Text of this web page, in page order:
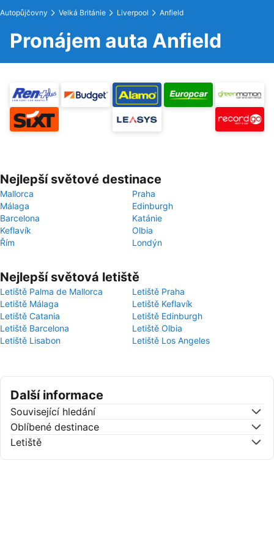
Autopůjčovny Velká Británie Liverpool Anfield
Pronájem auta Anfield
Nejlepší světové destinace
Mallorca
Praha
Málaga
Edinburgh
Barcelona
Katánie
Keflavík
Olbia
Řím
Londýn
Nejlepší světová letiště
Letiště Palma de Mallorca
Letiště Praha
Letiště Málaga
Letiště Keflavík
Letiště Catania
Letiště Edinburgh
Letiště Barcelona
Letiště Olbia
Letiště Lisabon
Letiště Los Angeles
Další informace
Související hledání
Oblíbené destinace
Letiště